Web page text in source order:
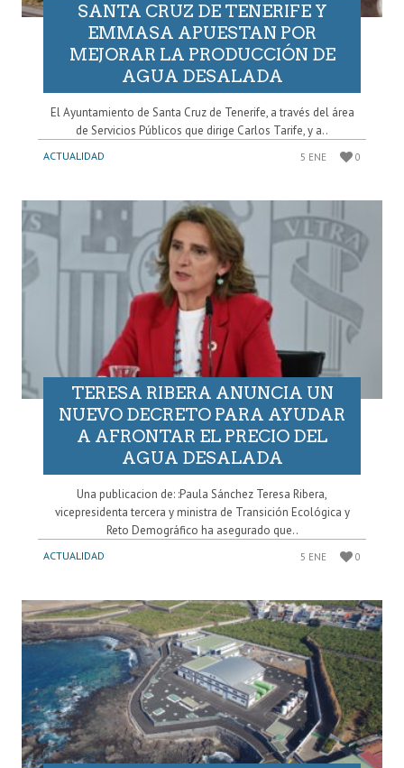
SANTA CRUZ DE TENERIFE Y
EMMASA APUESTAN POR
MEJORAR LA PRODUCCIÓN DE
AGUA DESALADA
El Ayuntamiento de Santa Cruz de Tenerife, a través del área
de Servicios Públicos que dirige Carlos Tarife, y a..
ACTUALIDAD 5 ENE 0
TERESA RIBERA ANUNCIA UN
NUEVO DECRETO PARA AYUDAR
A AFRONTAR EL PRECIO DEL
AGUA DESALADA
Una publicacion de: :Paula Sánchez Teresa Ribera,
vicepresidenta tercera y ministra de Transición Ecológica y
Reto Demográfico ha asegurado que..
ACTUALIDAD 5 ENE 0